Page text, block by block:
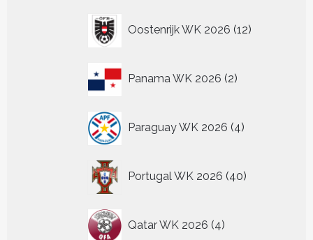
Oostenrijk WK 2026 12
producten
Panama WK 2026 2
producten
Paraguay WK 2026 4
producten
Portugal WK 2026 40
producten
Qatar WK 2026 4
producten